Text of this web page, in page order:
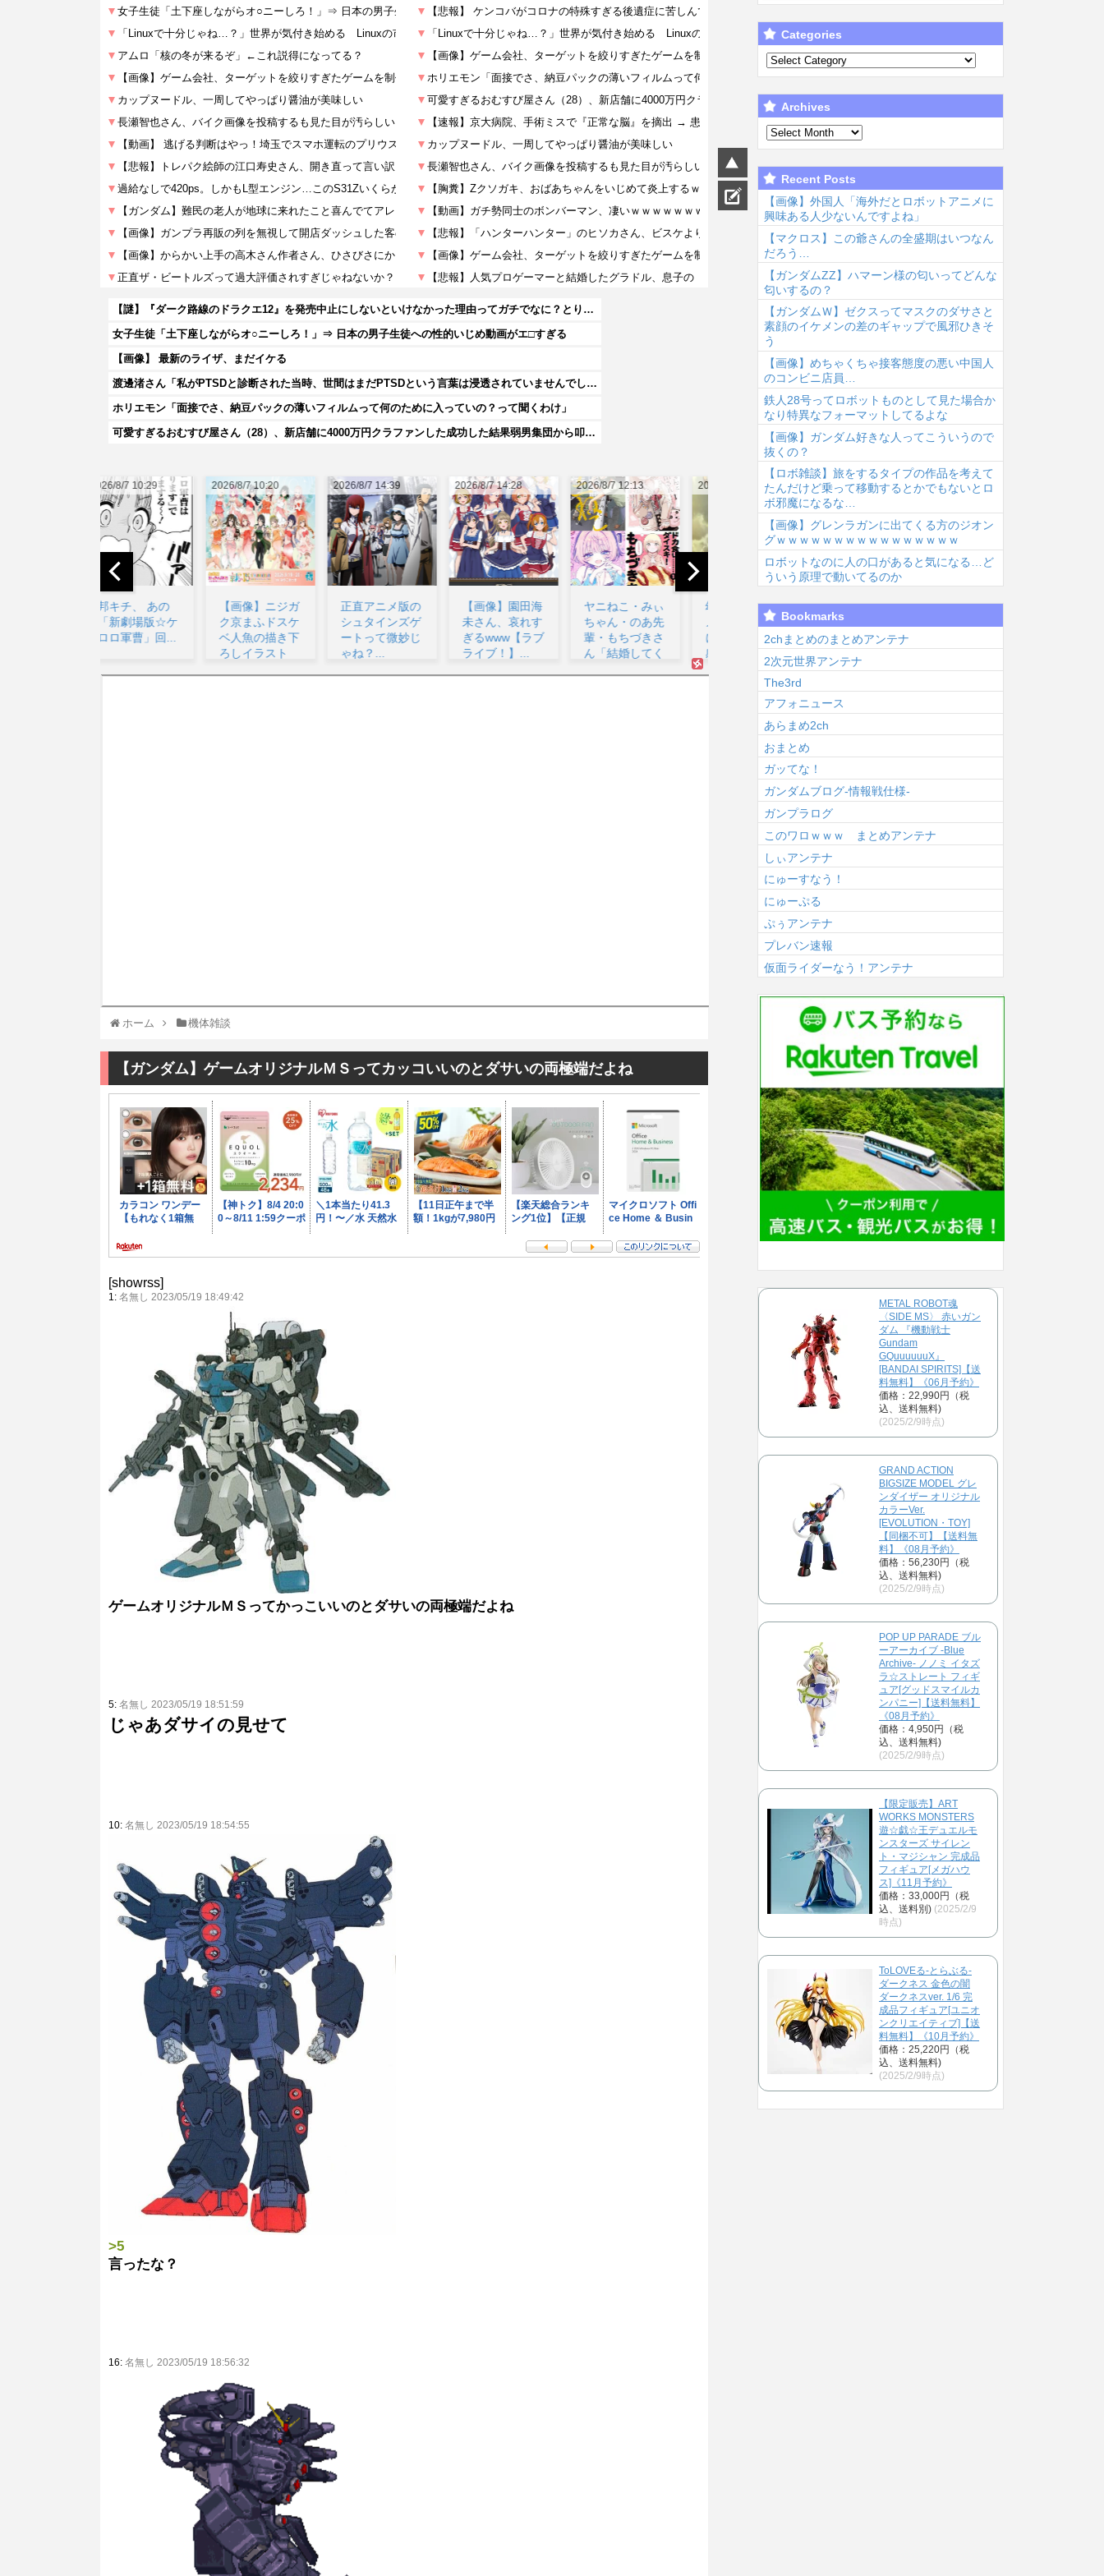
【謎】『ダーク路線のドラクエ12』を発売中止にしないといけなかった理由ってガチでなに？とりあえすだせばいいやん
女子生徒「土下座しながらオ○ニーしろ！」⇒ 日本の男子生徒への性的いじめ動画がエ□すぎる
【画像】 最新のライザ、まだイケる
渡邊渚さん「私がPTSDと診断された当時、世間はまだPTSDという言葉は浸透されていませんでした」
ホリエモン「面接でさ、納豆パックの薄いフィルムって何のために入っていの？って聞くわけ」
可愛すぎるおむすび屋さん（28）、新店舗に4000万円クラファンした成功した結果弱男集団から叩かれてしまうｗｗｗｗ
2026/8/7 14:39
正直アニメ版の
シュタインズゲ
ートって微妙じ
ゃね？...
2026/8/7 14:28
【画像】園田海
未さん、哀れす
ぎるwww【ラブ
ライブ！】...
2026/8/7 12:13
ヤニねこ・みぃ
ちゃん・のあ先
輩・もちづきさ
ん「結婚してく
2026/8/7 11:33
幼女戦記のアニ
メこれもう敗戦
に向かっていく
感じか?...
2026/8/7 11:31
【朗報】ジブリ
パークにナウシ
カエリア整備
2026/8/7 11:12
【悲報】ハンタ
ェリードニヒさ
ん、死亡...
2026/8/7 11:11
主人公の実父←
い 主人公の実
兄←こ...
2026/8/7 10:20
【画像】ニジガ
ク京まふドスケ
ベ人魚の描き下
ホーム 機体雑談
【ガンダム】ゲームオリジナルＭＳってカッコいいのとダサいの両極端だよね
[showrss]
1: 名無し 2023/05/19 18:49:42
ゲームオリジナルＭＳってかっこいいのとダサいの両極端だよね
5: 名無し 2023/05/19 18:51:59
じゃあダサイの見せて
10: 名無し 2023/05/19 18:54:55
>5
言ったな？
16: 名無し 2023/05/19 18:56:32
Categories
Archives
Recent Posts
【画像】外国人「海外だとロボットアニメに
興味ある人少ないんですよね」
【マクロス】この爺さんの全盛期はいつなん
だろう…
【ガンダムΖΖ】ハマーン様の匂いってどんな
匂いするの？
【ガンダムＷ】ゼクスってマスクのダサさと
素顔のイケメンの差のギャップで風邪ひきそ
う
【画像】めちゃくちゃ接客態度の悪い中国人
のコンビニ店員…
鉄人28号ってロボットものとして見た場合か
なり特異なフォーマットしてるよな
【画像】ガンダム好きな人ってこういうので
抜くの？
【ロボ雑談】旅をするタイプの作品を考えて
たんだけど乗って移動するとかでもないとロ
ボ邪魔になるな…
【画像】グレンラガンに出てくる方のジオン
グｗｗｗｗｗｗｗｗｗｗｗｗｗｗｗｗ
ロボットなのに人の口があると気になる…ど
ういう原理で動いてるのか
Bookmarks
2chまとめのまとめアンテナ
2次元世界アンテナ
The3rd
アフォニュース
あらまめ2ch
おまとめ
ガッてな！
ガンダムブログ-情報戦仕様-
ガンプラログ
このワロｗｗｗ まとめアンテナ
しぃアンテナ
にゅーすなう！
にゅーぷる
ぷぅアンテナ
プレバン速報
仮面ライダーなう！アンテナ
METAL ROBOT魂
〈SIDE MS〉 赤いガン
ダム 『機動戦士
Gundam
GQuuuuuuX』
[BANDAI SPIRITS]【送
料無料】《06月予約》
価格：22,990円（税
込、送料無料)
(2025/2/9時点)
GRAND ACTION
BIGSIZE MODEL グレ
ンダイザー オリジナル
カラーVer.
[EVOLUTION・TOY]
【同梱不可】【送料無
料】《08月予約》
価格：56,230円（税
込、送料無料)
(2025/2/9時点)
POP UP PARADE ブル
ーアーカイブ -Blue
Archive- ノノミ イタズ
ラ☆ストレート フィギ
ュア[グッドスマイルカ
ンパニー]【送料無料】
《08月予約》
価格：4,950円（税
込、送料無料)
(2025/2/9時点)
【限定販売】ART
WORKS MONSTERS
遊☆戯☆王デュエルモ
ンスターズ サイレン
ト・マジシャン 完成品
フィギュア[メガハウ
ス]《11月予約》
価格：33,000円（税
込、送料別) (2025/2/9
時点)
ToLOVEる-とらぶる-
ダークネス 金色の闇
ダークネスver. 1/6 完
成品フィギュア[ユニオ
ンクリエイティブ]【送
料無料】《10月予約》
価格：25,220円（税
込、送料無料)
(2025/2/9時点)